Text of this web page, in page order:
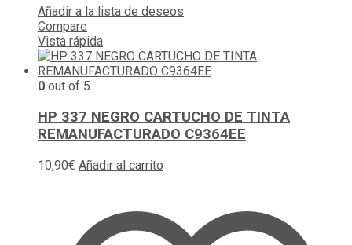
Añadir a la lista de deseos
Compare
Vista rápida
0 out of 5
HP 337 NEGRO CARTUCHO DE TINTA
REMANUFACTURADO C9364EE
10,90€ Añadir al carrito